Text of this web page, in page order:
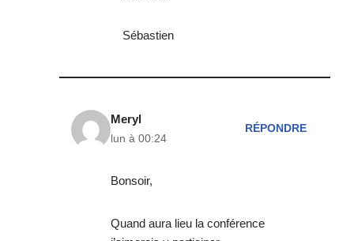
Sébastien
Meryl
lun à 00:24
RÉPONDRE
Bonsoir,
Quand aura lieu la conférence